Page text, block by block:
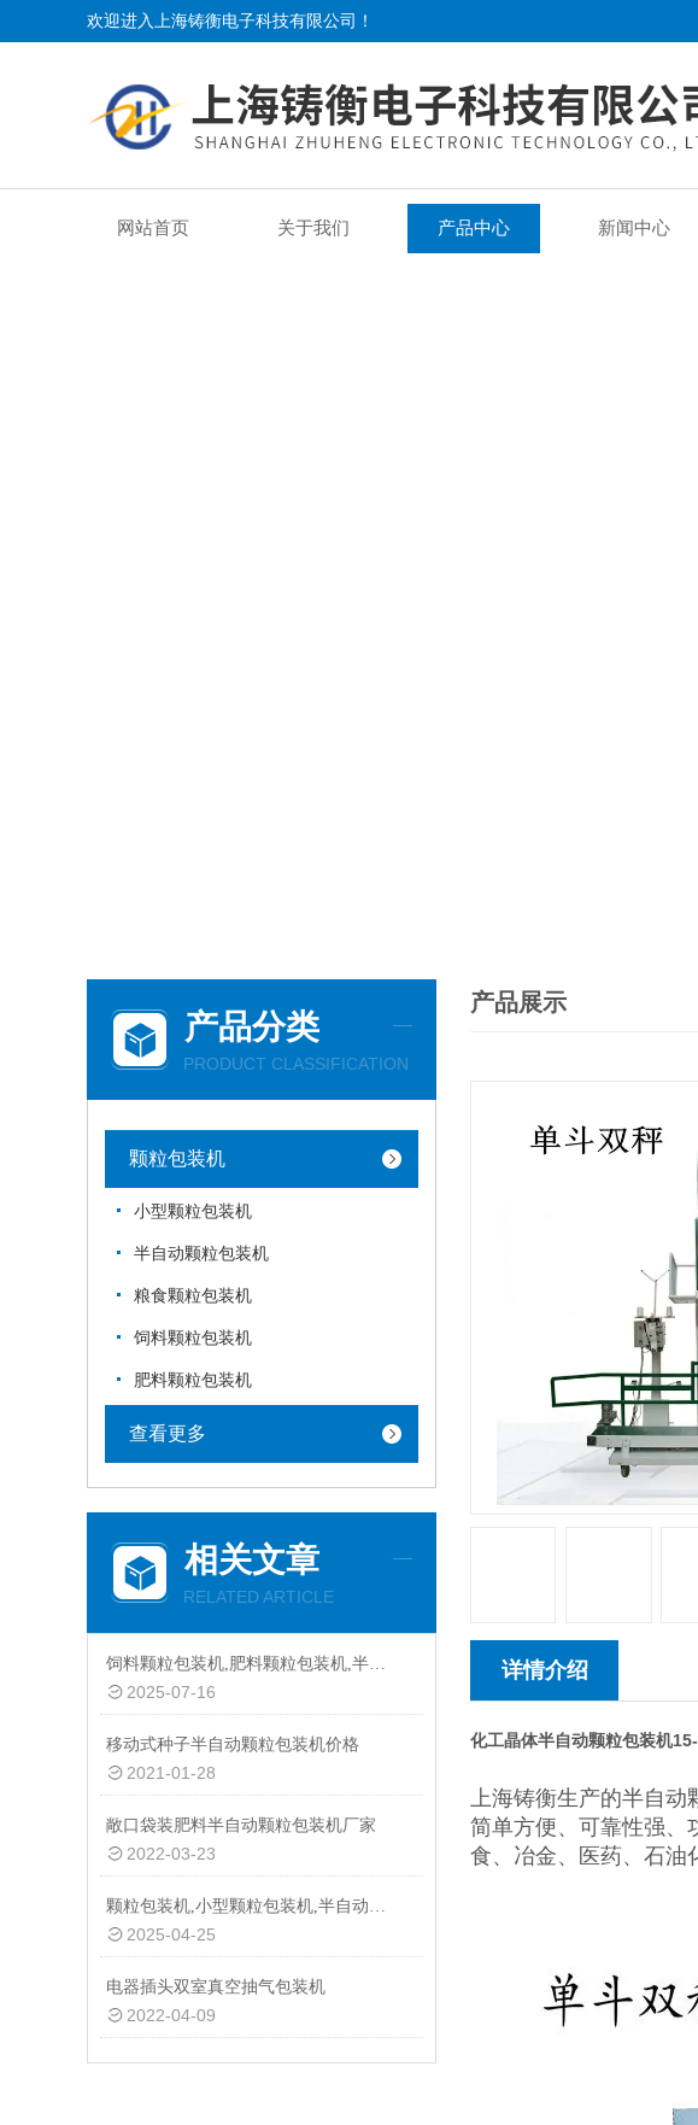
欢迎进入上海铸衡电子科技有限公司！
网站首页 关于我们 产品中心 新闻中心
产品分类
PRODUCT CLASSIFICATION
颗粒包装机
小型颗粒包装机
半自动颗粒包装机
粮食颗粒包装机
饲料颗粒包装机
肥料颗粒包装机
查看更多
相关文章
RELATED ARTICLE
饲料颗粒包装机,肥料颗粒包装机,半自动颗粒包装机厂家
2025-07-16
移动式种子半自动颗粒包装机价格
2021-01-28
敞口袋装肥料半自动颗粒包装机厂家
2022-03-23
颗粒包装机,小型颗粒包装机,半自动颗粒包装机批发价
2025-04-25
电器插头双室真空抽气包装机
2022-04-09
产品展示
详情介绍
化工晶体半自动颗粒包装机
上海铸衡生产的半自动
简单方便、可靠性强、
食、冶金、医药、石油